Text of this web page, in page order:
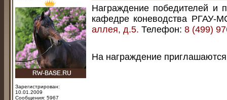
Зарегистрирован:
10.01.2009
Сообщения: 5967
Награждение победителей и
кафедре коневодства
аллея, д.5. Телефон: 8 (499)
На награждение приглашаются